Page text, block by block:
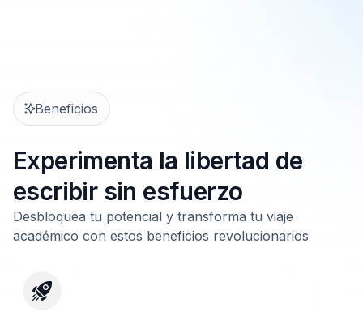
Beneficios
Experimenta la libertad de
escribir sin esfuerzo
Desbloquea tu potencial y transforma tu viaje
académico con estos beneficios revolucionarios